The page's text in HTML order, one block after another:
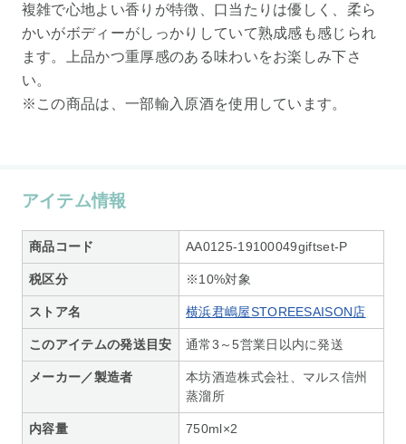
複雑で心地よい香りが特徴、口当たりは優しく、柔ら
かいがボディーがしっかりしていて熟成感も感じられ
ます。上品かつ重厚感のある味わいをお楽しみ下さ
い。
※この商品は、一部輸入原酒を使用しています。
アイテム情報
商品コード AA0125-19100049giftset-P
税区分 ※10%対象
ストア名 横浜君嶋屋STOREESAISON店
このアイテムの発送目安 通常3～5営業日以内に発送
メーカー／製造者
本坊酒造株式会社、マルス信州
蒸溜所
内容量 750ml×2